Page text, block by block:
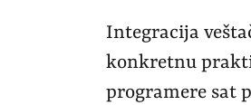
Integracija
konkretnu
programere sat